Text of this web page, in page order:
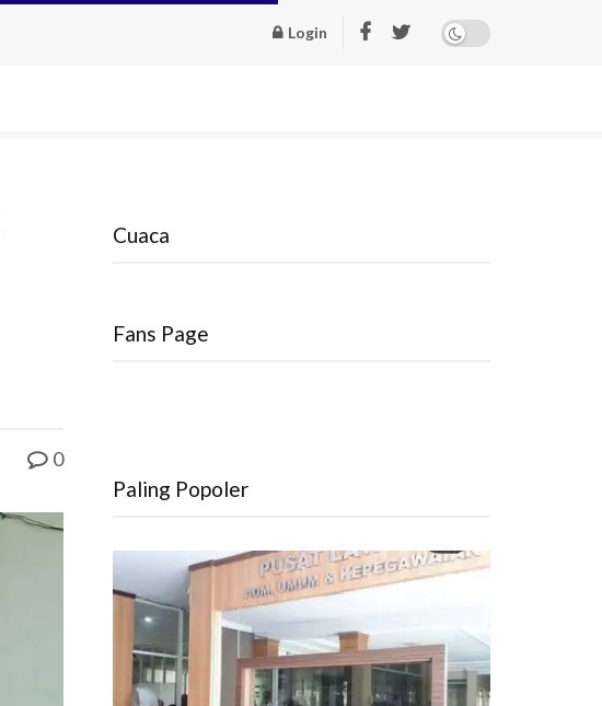
Login
0
Cuaca
Fans Page
Paling Popoler